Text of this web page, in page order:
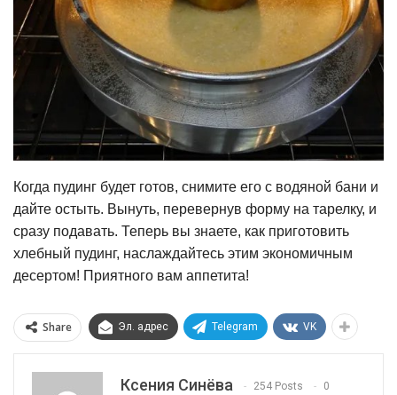
Когда пудинг будет готов, снимите его с водяной бани и
дайте остыть. Вынуть, перевернув форму на тарелку, и
сразу подавать. Теперь вы знаете, как приготовить
хлебный пудинг, наслаждайтесь этим экономичным
десертом! Приятного вам аппетита!
Share Эл. адрес Telegram VK
Ксения Синёва 254 Posts 0